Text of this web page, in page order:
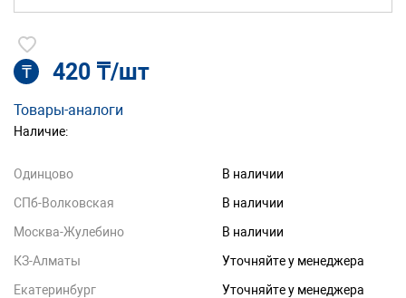
₸ 420 ₸/шт
Товары-аналоги
Наличие:
Одинцово
В наличии
СПб-Волковская
В наличии
Москва-Жулебино
В наличии
КЗ-Алматы
Уточняйте у менеджера
Екатеринбург
Уточняйте у менеджера